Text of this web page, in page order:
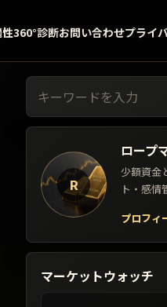
360°診断お問い合わせプライ
検索:
R
ロープ
少額資金
ト・感情
プロフィ
マーケットウォッチ